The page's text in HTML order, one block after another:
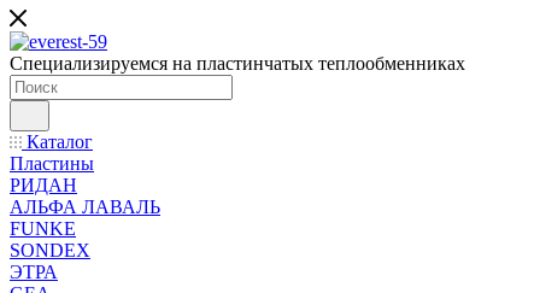
Специализируемся на пластинчатых теплообменниках
Каталог
Пластины
РИДАН
АЛЬФА ЛАВАЛЬ
FUNKE
SONDEX
ЭТРА